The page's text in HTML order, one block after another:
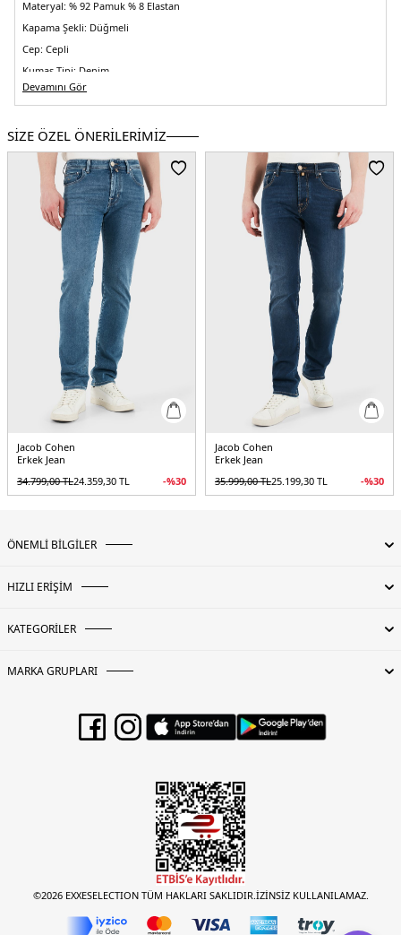
Materyal: % 92 Pamuk % 8 Elastan
Kapama Şekli: Düğmeli
Cep: Cepli
Kumaş Tipi: Denim
Bel:Normal Bel
Paça Tipi:
Dar Paça
Kalıp Bilgisi:Slim Fit
Manken Bedeni: Boy : 1.90 cm / Göğüs : 108 cm / Bel : 85 cm / Basen : 100 cm
/ Beden : 32
Yaş Grubu:Yetişkin
Türkiye
5DY1JUMQE004053S4126V1600D.07
Devamını Gör
SİZE ÖZEL ÖNERİLERİMİZ
Jacob Cohen
Erkek Jean
34.799,00TL24.359,30 TL -%30
Jacob Cohen
Erkek Jean
35.999,00TL25.199,30 TL -%30
ÖNEMLİ BİLGİLER
HIZLI ERİŞİM
KATEGORİLER
MARKA GRUPLARI
©2026 EXXESELECTION TÜM HAKLARI SAKLIDIR.İZİNSİZ KULLANILAMAZ.